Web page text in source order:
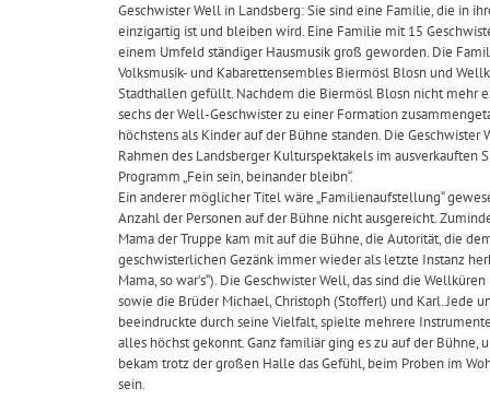
Geschwister Well in Landsberg: Sie sind eine Familie, die in
einzigartig ist und bleiben wird. Eine Familie mit 15
einem Umfeld ständiger Hausmusik groß geworden. Die
Volksmusik- und Kabarettensembles Biermösl Blosn und
Stadthallen gefüllt. Nachdem die Biermösl Blosn nicht mehr
sechs der Well-Geschwister zu einer Formation
höchstens als Kinder auf der Bühne standen. Die Geschwister
Rahmen des Landsberger Kulturspektakels im ausverkauften
Programm „Fein sein, beinander bleibn“.
Ein anderer möglicher Titel wäre „Familienaufstellung“
Anzahl der Personen auf der Bühne nicht ausgereicht.
Mama der Truppe kam mit auf die Bühne, die Autorität, die
geschwisterlichen Gezänk immer wieder als letzte Instanz
Mama, so war’s“). Die Geschwister Well, das sind die
sowie die Brüder Michael, Christoph (Stofferl) und Karl. Jede
beeindruckte durch seine Vielfalt, spielte mehrere
alles höchst gekonnt. Ganz familiär ging es zu auf der Bühne,
bekam trotz der großen Halle das Gefühl, beim Proben im
sein.